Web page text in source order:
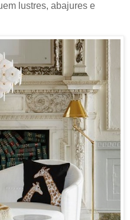
lustres, abajures e